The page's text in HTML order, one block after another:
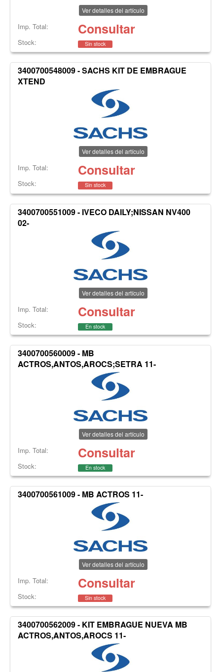
Ver detalles del artículo
Imp. Total: Consultar
Stock: Sin stock
3400700548009 - SACHS KIT DE EMBRAGUE
XTEND
Ver detalles del artículo
Imp. Total: Consultar
Stock: Sin stock
3400700551009 - IVECO DAILY;NISSAN NV400
02-
Ver detalles del artículo
Imp. Total: Consultar
Stock: En stock
3400700560009 - MB
ACTROS,ANTOS,AROCS;SETRA 11-
Ver detalles del artículo
Imp. Total: Consultar
Stock: En stock
3400700561009 - MB ACTROS 11-
Ver detalles del artículo
Imp. Total: Consultar
Stock: Sin stock
3400700562009 - KIT EMBRAGUE NUEVA MB
ACTROS,ANTOS,AROCS 11-